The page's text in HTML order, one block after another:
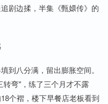
剧边揉，半集《甄嬛传》的
到八分满，留出膨胀空间。
弯"，练了三个月才不露
个褶，楼下早餐店老板看到